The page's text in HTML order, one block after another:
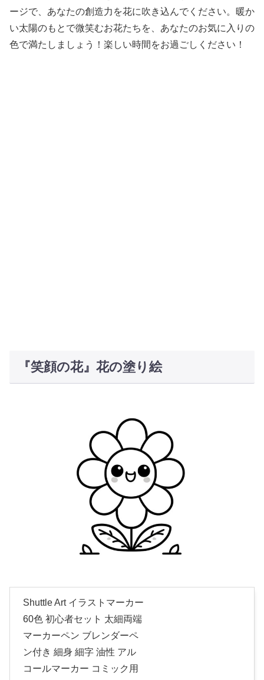
ージで、あなたの創造力を花に吹き込んでください。暖か
い太陽のもとで微笑むお花たちを、あなたのお気に入りの
色で満たしましょう！楽しい時間をお過ごしください！
『笑顔の花』花の塗り絵
Shuttle Art イラストマーカー
60色 初心者セット 太細両端
マーカーペン ブレンダーペ
ン付き 細身 細字 油性 アル
コールマーカー コミック用